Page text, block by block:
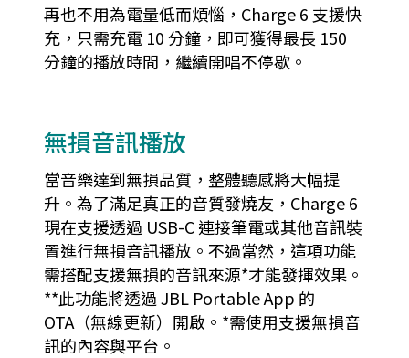
再也不用為電量低而煩惱，Charge 6 支援快
充，只需充電 10 分鐘，即可獲得最長 150
分鐘的播放時間，繼續開唱不停歇。
無損音訊播放
當音樂達到無損品質，整體聽感將大幅提
升。為了滿足真正的音質發燒友，Charge 6
現在支援透過 USB-C 連接筆電或其他音訊裝
置進行無損音訊播放。不過當然，這項功能
需搭配支援無損的音訊來源*才能發揮效果。
**此功能將透過 JBL Portable App 的
OTA（無線更新）開啟。*需使用支援無損音
訊的內容與平台。